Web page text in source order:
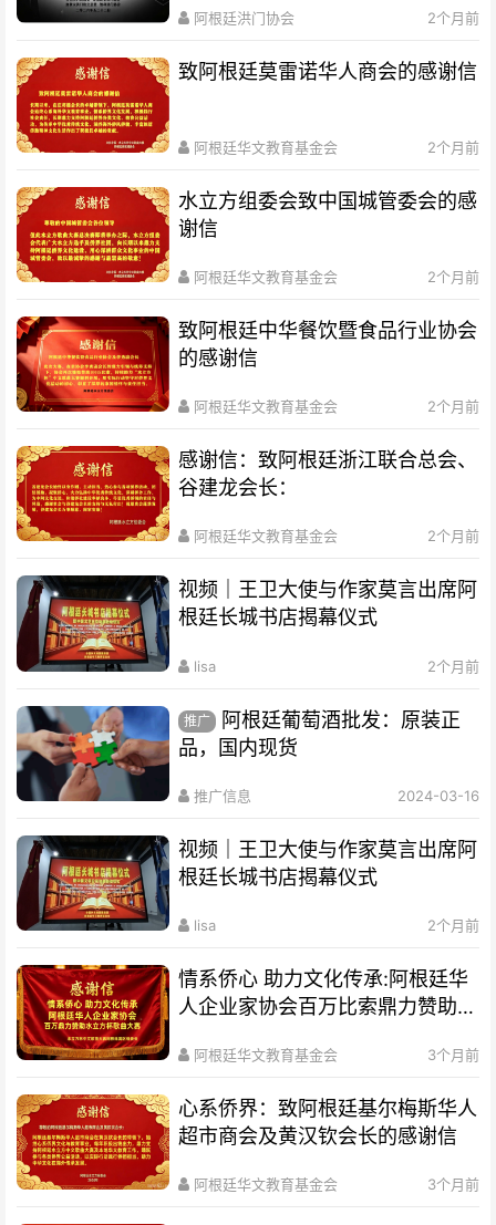
阿根廷洪门协会 2个月前
致阿根廷莫雷诺华人商会的感谢信
阿根廷华文教育基金会 2个月前
水立方组委会致中国城管委会的感
谢信
阿根廷华文教育基金会 2个月前
致阿根廷中华餐饮暨食品行业协会
的感谢信
阿根廷华文教育基金会 2个月前
感谢信：致阿根廷浙江联合总会、
谷建龙会长：
阿根廷华文教育基金会 2个月前
视频｜王卫大使与作家莫言出席阿
根廷长城书店揭幕仪式
lisa 2个月前
推广
阿根廷葡萄酒批发：原装正
品，国内现货
推广信息 2024-03-16
视频｜王卫大使与作家莫言出席阿
根廷长城书店揭幕仪式
lisa 2个月前
情系侨心 助力文化传承:阿根廷华
人企业家协会百万比索鼎力赞助水
阿根廷华文教育基金会 3个月前
心系侨界​：致阿根廷基尔梅斯华人
超市商会及黄汉钦会长的感谢信
阿根廷华文教育基金会 3个月前